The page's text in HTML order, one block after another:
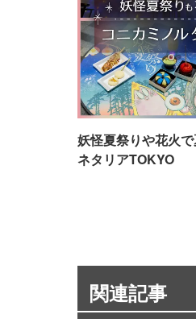
妖怪夏祭りや花火
ネタリアTOKYO
関連記事